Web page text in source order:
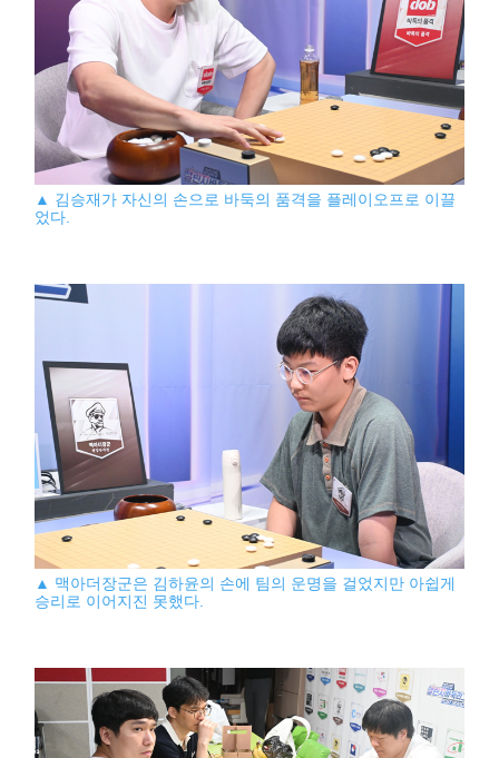
▲ 김승재가 자신의 손으로 바둑의 품격을 플레이오프로 이끌
었다.
▲ 맥아더장군은 김하윤의 손에 팀의 운명을 걸었지만 아쉽게
승리로 이어지진 못했다.